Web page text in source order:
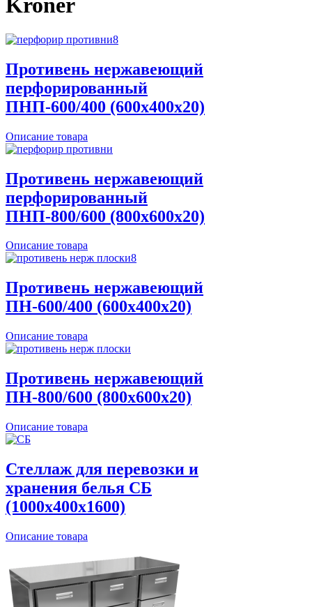
Kroner
Противень нержавеющий
перфорированный
ПНП-600/400 (600х400х20)
Описание товара
Противень нержавеющий
перфорированный
ПНП-800/600 (800х600х20)
Описание товара
Противень нержавеющий
ПН-600/400 (600х400х20)
Описание товара
Противень нержавеющий
ПН-800/600 (800х600х20)
Описание товара
Стеллаж для перевозки и
хранения белья СБ
(1000х400х1600)
Описание товара